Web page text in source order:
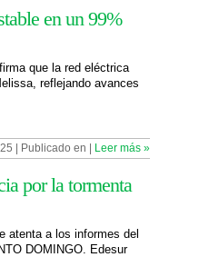
en un 99%
que la red eléctrica
reflejando avances
| Publicado en | Leer más »
por la tormenta
atenta a los informes del
DOMINGO. Edesur